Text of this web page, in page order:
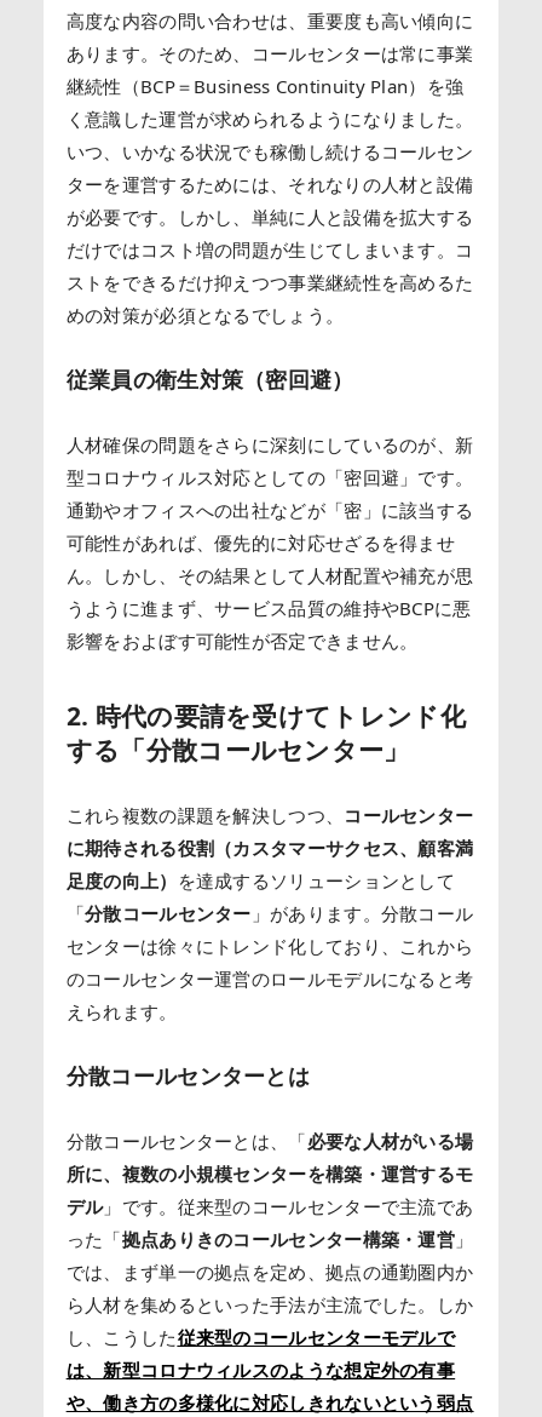
高度な内容の問い合わせは、重要度も高い傾向に
あります。そのため、コールセンターは常に事業
継続性（BCP＝Business Continuity Plan）を強
く意識した運営が求められるようになりました。
いつ、いかなる状況でも稼働し続けるコールセン
ターを運営するためには、それなりの人材と設備
が必要です。しかし、単純に人と設備を拡大する
だけではコスト増の問題が生じてしまいます。コ
ストをできるだけ抑えつつ事業継続性を高めるた
めの対策が必須となるでしょう。
従業員の衛生対策（密回避）
人材確保の問題をさらに深刻にしているのが、新
型コロナウィルス対応としての「密回避」です。
通勤やオフィスへの出社などが「密」に該当する
可能性があれば、優先的に対応せざるを得ませ
ん。しかし、その結果として人材配置や補充が思
うように進まず、サービス品質の維持やBCPに悪
影響をおよぼす可能性が否定できません。
2. 時代の要請を受けてトレンド化
する「分散コールセンター」
これら複数の課題を解決しつつ、 コールセンター
に期待される役割（カスタマーサクセス、顧客満
足度の向上） を達成するソリューションとして
「分散コールセンター 」があります。分散コール
センターは徐々にトレンド化しており、これから
のコールセンター運営のロールモデルになると考
えられます。
分散コールセンターとは
分散コールセンターとは、「必要な人材がいる場
所に、複数の小規模センターを構築・運営するモ
デル」です。従来型のコールセンターで主流であ
った「拠点ありきのコールセンター構築・運営 」
では、まず単一の拠点を定め、拠点の通勤圏内か
ら人材を集めるといった手法が主流でした。しか
し、こうした従来型のコールセンターモデルで
は、新型コロナウィルスのような想定外の有事
や、働き方の多様化に対応しきれないという弱点